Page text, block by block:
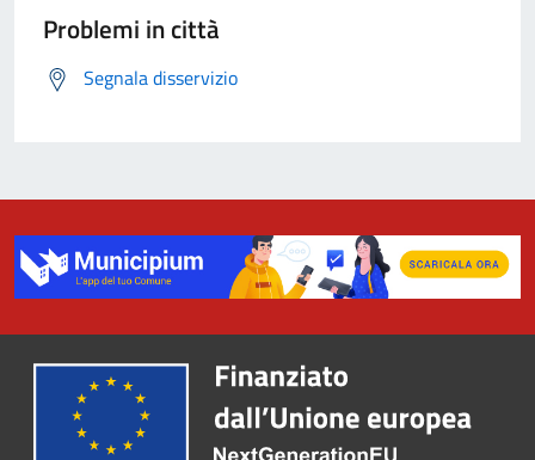
Problemi in città
Segnala disservizio